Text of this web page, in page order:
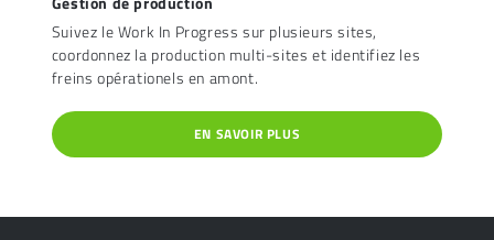
Suivez le Work In Progress sur plusieurs sites,
coordonnez la production multi-sites et identifiez les
freins opérationels en amont.
EN SAVOIR PLUS